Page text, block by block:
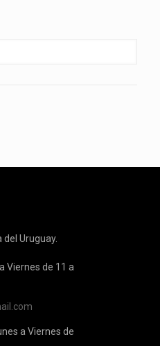
Uruguay.
Viernes de 11 a
a Viernes de